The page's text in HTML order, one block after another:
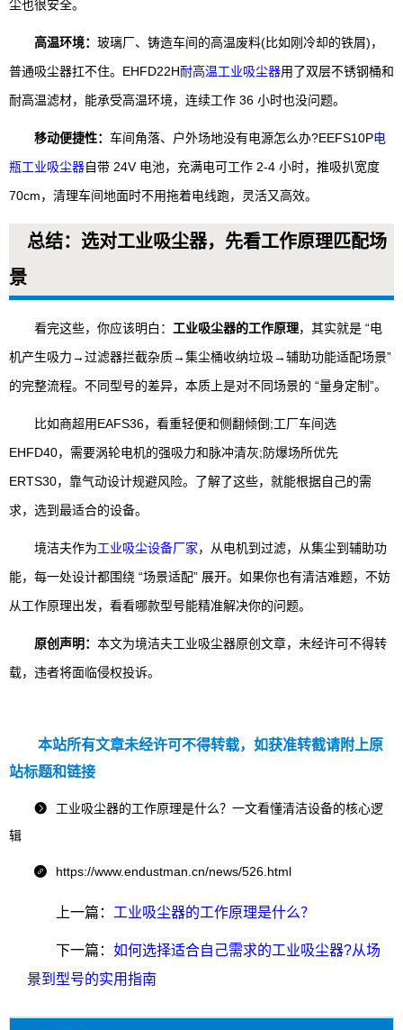
尘也很安全。
高温环境： 玻璃厂、铸造车间的高温废料(比如刚冷却的铁屑)，
普通吸尘器扛不住。EHFD22H耐高温工业吸尘器用了双层不锈钢桶和
耐高温滤材，能承受高温环境，连续工作 36 小时也没问题。
移动便捷性： 车间角落、户外场地没有电源怎么办?EEFS10P电
瓶工业吸尘器自带 24V 电池，充满电可工作 2-4 小时，推吸扒宽度
70cm，清理车间地面时不用拖着电线跑，灵活又高效。
总结：选对工业吸尘器，先看工作原理匹配场
景
看完这些，你应该明白： 工业吸尘器的工作原理，其实就是 “电
机产生吸力→过滤器拦截杂质→集尘桶收纳垃圾→辅助功能适配场景”
的完整流程。不同型号的差异，本质上是对不同场景的 “量身定制”。
比如商超用EAFS36，看重轻便和侧翻倾倒;工厂车间选
EHFD40，需要涡轮电机的强吸力和脉冲清灰;防爆场所优先
ERTS30，靠气动设计规避风险。了解了这些，就能根据自己的需
求，选到最适合的设备。
境洁夫作为工业吸尘设备厂家，从电机到过滤，从集尘到辅助功
能，每一处设计都围绕 “场景适配” 展开。如果你也有清洁难题，不妨
从工作原理出发，看看哪款型号能精准解决你的问题。
原创声明： 本文为境洁夫工业吸尘器原创文章，未经许可不得转
载，违者将面临侵权投诉。
本站所有文章未经许可不得转载，如获准转截请附上原
站标题和链接

工业吸尘器的工作原理是什么？一文看懂清洁设备的核心逻
辑
 https://www.endustman.cn/news/526.html
上一篇： 工业吸尘器的工作原理是什么？
下一篇： 如何选择适合自己需求的工业吸尘器?从场
景到型号的实用指南